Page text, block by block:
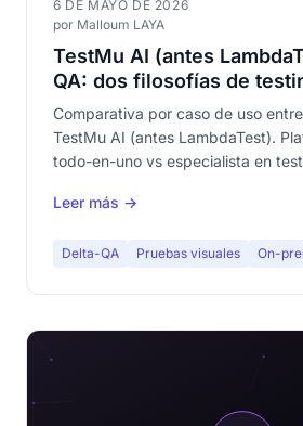
6 DE MAYO DE 2026
por Malloum LAYA
TestMu AI (antes
QA: dos filosofías de
objetivo de calidad
Comparativa por caso de uso
TestMu AI (antes LambdaTest).
todo-en-uno vs especialista en
equipo.
Leer más →
Delta-QA Pruebas visuales On-